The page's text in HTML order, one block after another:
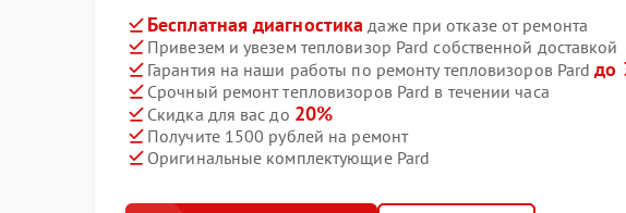
Бесплатная диагностика даже при отказе от ремонта
Привезем и увезем тепловизор Pard собственной доставкой
Гарантия на наши работы по ремонту тепловизоров Pardдо
Срочный ремонт тепловизоров Pard в течении часа
Скидка для вас до 20%
Получите 1500 рублей на ремонт
Оригинальные комплектующие Pard